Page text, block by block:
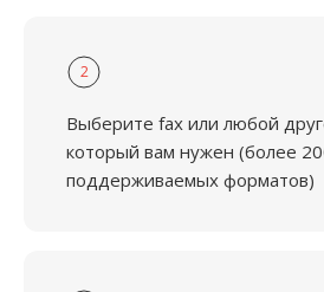
2
Выберите fax или любой
который вам нужен (более
поддерживаемых форматов)